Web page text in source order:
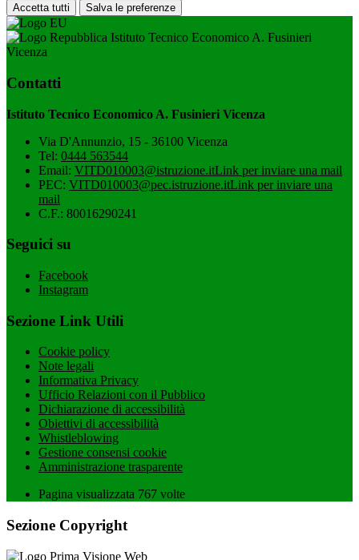
Accetta tutti Salva le preferenze
Istituto Tecnico Economico A. Fusinieri
Vicenza
Contatti
Istituto Tecnico Economico A. Fusinieri Vicenza
Via D'Annunzio, 15 - 36100 Vicenza
Tel: 0444 563544
Email: VITD010003@istruzione.itLink per inviare una mail
PEC: VITD010003@pec.istruzione.itLink per inviare una
mail
C.F.: 80016290241
Seguici su
Facebook
Instagram
Sezione Link Utili
Cookie policy
Note legali
Informativa Privacy
Ufficio Relazioni con il Pubblico
Dichiarazione di accessibilità
Obiettivi di accessibilità
Whistleblowing
Gestione consensi cookie
Amministrazione trasparente
Pagina visualizzata 767 volte
Sezione Copyright